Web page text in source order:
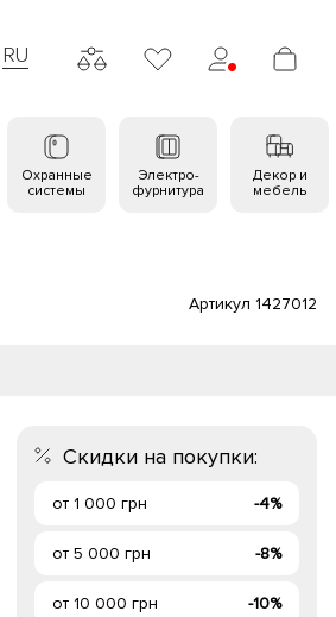
RU
Охранные
системы
Электро-
фурнитура
Декор и
мебель
Артикул 1427012
Скидки на покупки:
от 1 000 грн -4%
от 5 000 грн -8%
от 10 000 грн -10%